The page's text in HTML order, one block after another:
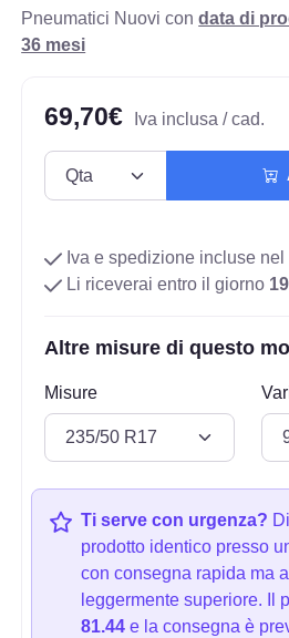
Pneumatici Nuovi condata di
36 mesi
69,70€ Iva inclusa / cad.
Iva e spedizione incluse nel
Li riceverai entro il giorno
Altre misure di questo
Misure
Ti serve con urgenza?
prodotto identico presso
con consegna rapida ma
leggermente superiore. Il
81.44 e la consegna è